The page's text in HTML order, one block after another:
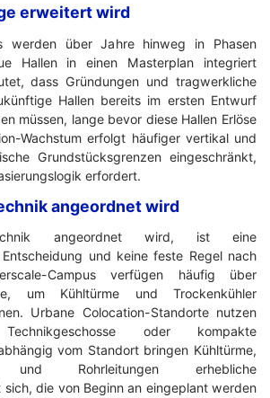
erweitert wird
werden über Jahre hinweg in Phasen
Hallen in einen Masterplan integriert
dass Gründungen und tragwerkliche
Hallen bereits im ersten Entwurf
müssen, lange bevor diese Hallen Erlöse
Wachstum erfolgt häufiger vertikal und
Grundstücksgrenzen eingeschränkt,
erfordert.
angeordnet wird
angeordnet wird, ist eine
und keine feste Regel nach
Campus verfügen häufig über
um Kühltürme und Trockenkühler
Urbane Colocation-Standorte nutzen
oder kompakte
vom Standort bringen Kühltürme,
und Rohrleitungen erhebliche
die von Beginn an eingeplant werden